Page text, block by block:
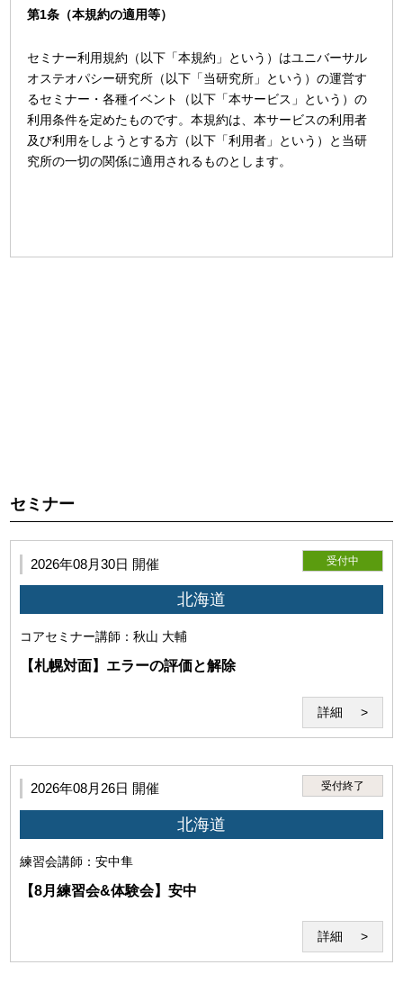
第1条（本規約の適用等）
セミナー利用規約（以下「本規約」という）はユニバーサル
オステオパシー研究所（以下「当研究所」という）の運営す
るセミナー・各種イベント（以下「本サービス」という）の
利用条件を定めたものです。本規約は、本サービスの利用者
及び利用をしようとする方（以下「利用者」という）と当研
究所の一切の関係に適用されるものとします。
とを目的とします。
本サービスを利用するには、以下の全てを満たす必要があり
ます。
セミナー
2026年08月30日 開催 受付中
北海道
コアセミナー講師：秋山 大輔
【札幌対面】エラーの評価と解除
詳細
2026年08月26日 開催 受付終了
北海道
練習会講師：安中隼
【8月練習会&体験会】安中
詳細